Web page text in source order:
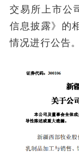
交易所上市
信息披露》的
情况进行公告。